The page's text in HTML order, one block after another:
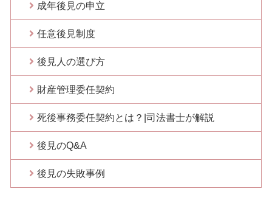
成年後見の申立
任意後見制度
後見人の選び方
財産管理委任契約
死後事務委任契約とは？|司法書士が解説
後見のQ&A
後見の失敗事例